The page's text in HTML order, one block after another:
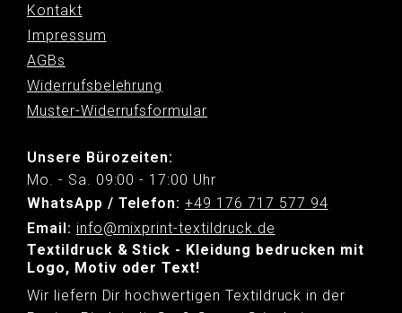
Kontakt
Impressum
AGBs
Widerrufsbelehrung
Muster-Widerrufsformular
Unsere Bürozeiten:
Mo. - Sa. 09:00 - 17:00 Uhr
WhatsApp / Telefon: +49 176 717 577 94
Email: info@mixprint-textildruck.de
Textildruck & Stick - Kleidung bedrucken mit
Logo, Motiv oder Text!
Wir liefern Dir hochwertigen Textildruck in der